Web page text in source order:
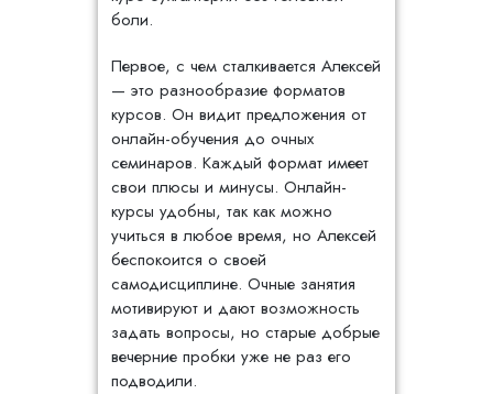
боли.
Первое, с чем сталкивается Алексей
— это разнообразие форматов
курсов. Он видит предложения от
онлайн-обучения до очных
семинаров. Каждый формат имеет
свои плюсы и минусы. Онлайн-
курсы удобны, так как можно
учиться в любое время, но Алексей
беспокоится о своей
самодисциплине. Очные занятия
мотивируют и дают возможность
задать вопросы, но старые добрые
вечерние пробки уже не раз его
подводили.